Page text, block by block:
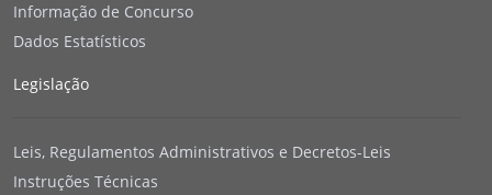
Informação de Concurso
Dados Estatísticos
Legislação
Leis, Regulamentos Administrativos e Decretos-Leis
Instruções Técnicas